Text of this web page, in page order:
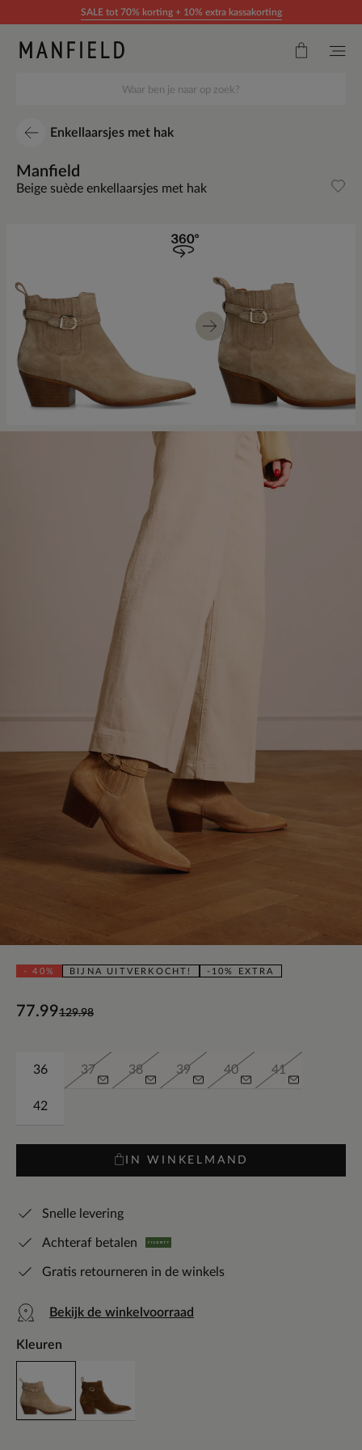
Doorgaan naar artikelSALE tot 70% korting + 10% extra kassakorting
Enkellaarsjes met hak
- 40% BIJNA UITVERKOCHT! -10% EXTRA
Manfield
Beige suède enkellaarsjes met hak
129.98
77.99
36 37 38 39 40 41
42
IN WINKELMAND
Snelle levering
Achteraf betalen
Gratis retourneren in de winkels
Bekijk de winkelvoorraad
Kleuren